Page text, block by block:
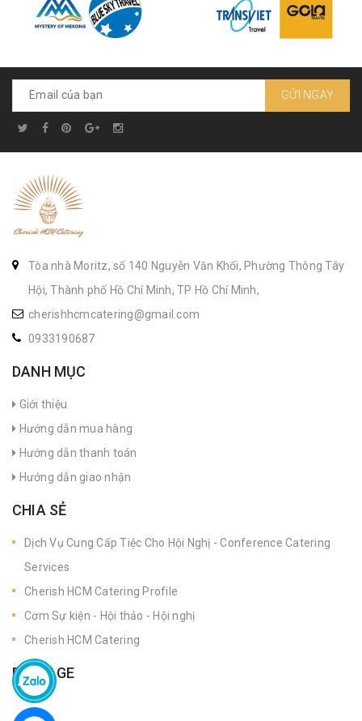
GỬI NGAY
Tòa nhà Moritz, số 140 Nguyễn Văn Khối, Phường Thông Tây
Hội, Thành phố Hồ Chí Minh, TP Hồ Chí Minh,
cherishhcmcatering@gmail.com
0933190687
DANH MỤC
Giới thiệu
Hướng dẫn mua hàng
Hướng dẫn thanh toán
Hướng dẫn giao nhận
CHIA SẺ
Dịch Vụ Cung Cấp Tiệc Cho Hội Nghị - Conference Catering
Services
Cherish HCM Catering Profile
Cơm Sự kiện - Hội thảo - Hội nghị
Cherish HCM Catering
FANPAGE